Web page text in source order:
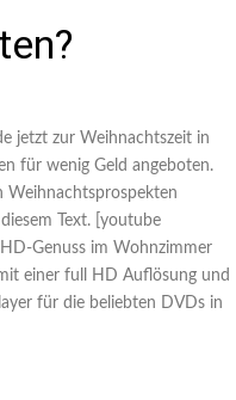
jetzt zur Weihnachtszeit in
für wenig Geld angeboten.
Weihnachtsprospekten
Text. [youtube
Genuss im Wohnzimmer
einer full HD Auflösung und
für die beliebten DVDs in